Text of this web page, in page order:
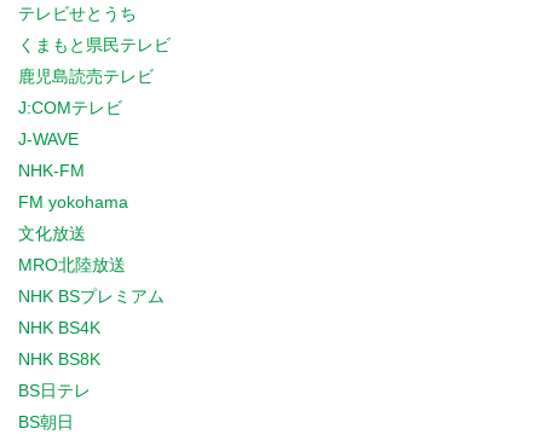
テレビせとうち
くまもと県民テレビ
鹿児島読売テレビ
J:COMテレビ
J-WAVE
NHK-FM
FM yokohama
文化放送
MRO北陸放送
NHK BSプレミアム
NHK BS4K
NHK BS8K
BS日テレ
BS朝日